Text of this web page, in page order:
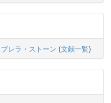
レラ・ストーン (文献一覧)